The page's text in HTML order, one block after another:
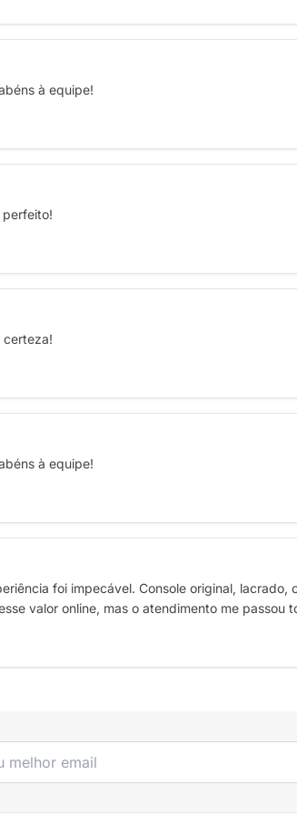
à equipe!
certeza!
à equipe!
foi impecável. Console original,
valor online, mas o atendimento me passou